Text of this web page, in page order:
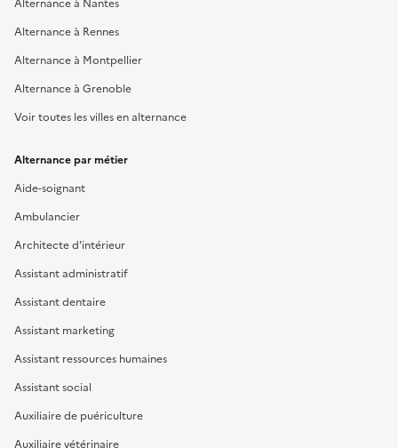
Alternance à Rennes
Alternance à Montpellier
Alternance à Grenoble
Voir toutes les villes en alternance
Alternance par métier
Aide-soignant
Ambulancier
Architecte d'intérieur
Assistant administratif
Assistant dentaire
Assistant marketing
Assistant ressources humaines
Assistant social
Auxiliaire de puériculture
Auxiliaire vétérinaire